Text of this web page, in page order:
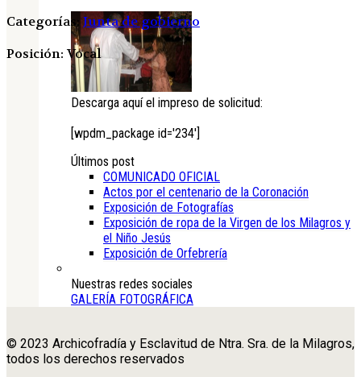
Descarga aquí el impreso de solicitud:
[wpdm_package id='234']
Últimos post
COMUNICADO OFICIAL
Actos por el centenario de la Coronación
Exposición de Fotografías
Exposición de ropa de la Virgen de los Milagros y
el Niño Jesús
Exposición de Orfebrería
Nuestras redes sociales
GALERÍA FOTOGRÁFICA
Categorías:Junta de gobierno
Posición: Vocal
© 2023 Archicofradía y Esclavitud de Ntra. Sra. de la Milagros,
todos los derechos reservados